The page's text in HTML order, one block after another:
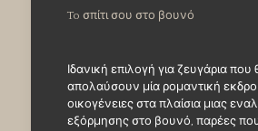
To σπίτι σου στο βουνό
Ιδανική επιλογή για ζευγάρια
απολαύσουν μία ρομαντική
οικογένειες στα πλαίσια μιας
εξόρμησης στο βουνό, παρέες